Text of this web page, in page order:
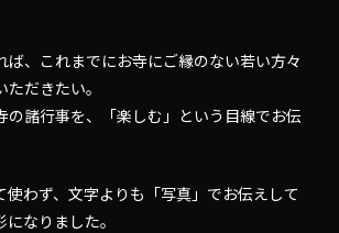
ば、これまでにお寺にご縁のない若い方々
だきたい。
の諸行事を、「楽しむ」という目線でお伝
使わず、文字よりも「写真」でお伝えして
なりました。